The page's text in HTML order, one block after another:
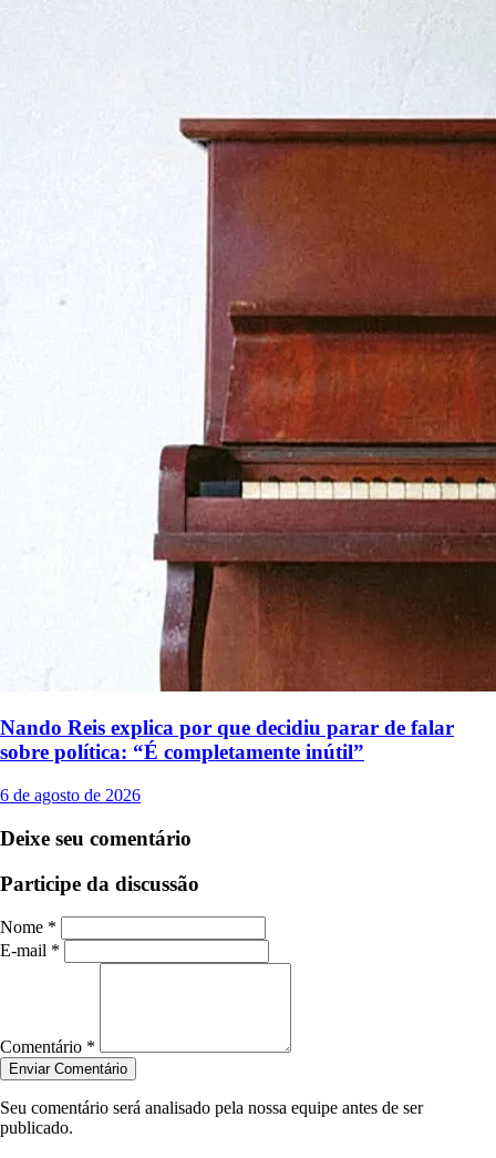
Nando Reis explica por que decidiu parar de falar
sobre política: “É completamente inútil”
6 de agosto de 2026
Deixe seu comentário
Participe da discussão
Nome *
E-mail *
Comentário *
Enviar Comentário
Seu comentário será analisado pela nossa equipe antes de ser
publicado.